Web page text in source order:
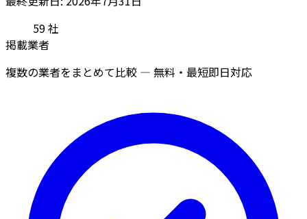
59社
掲載業者
複数の業者をまとめて比較 — 無料・最短即日対応